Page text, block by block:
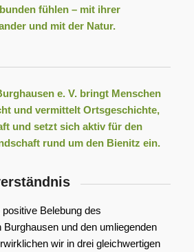
fühlen – mit ihrer
und mit der Natur.
e. V. bringt Menschen
und vermittelt Ortsgeschichte,
und setzt sich aktiv für den
rund um den Bienitz ein.
Belebung des
und den umliegenden
wir in drei gleichwertigen